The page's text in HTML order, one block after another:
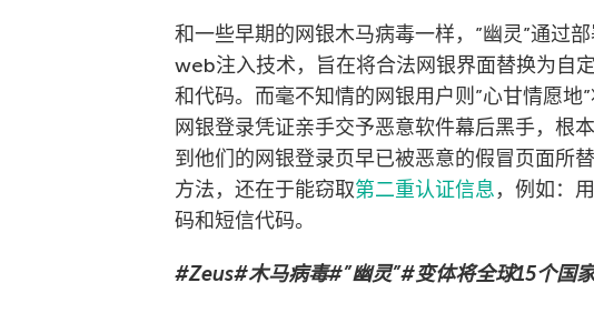
和一些早期的网银木马病毒一样，”幽灵”通过
web注入技术，旨在将合法网银界面替换为自
和代码。而毫不知情的网银用户则”心甘情愿地
网银登录凭证亲手交予恶意软件幕后黑手，根
到他们的网银登录页早已被恶意的假冒页面所
方法，还在于能窃取第二重认证信息，例如：
码和短信代码。
#Zeus#木马病毒#”幽灵”#变体将全球15个国